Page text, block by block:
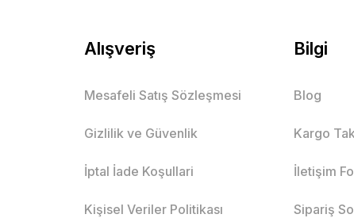
Alışveriş
Mesafeli Satış Sözleşmesi
Gizlilik ve Güvenlik
İptal İade Koşullari
Kişisel Veriler Politikası
Bilgi
Blog
Kargo
İletişim
Sipariş